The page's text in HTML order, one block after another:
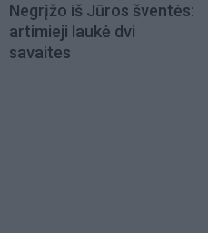
Negrįžo iš Jūros šventės:
artimieji laukė dvi
savaites